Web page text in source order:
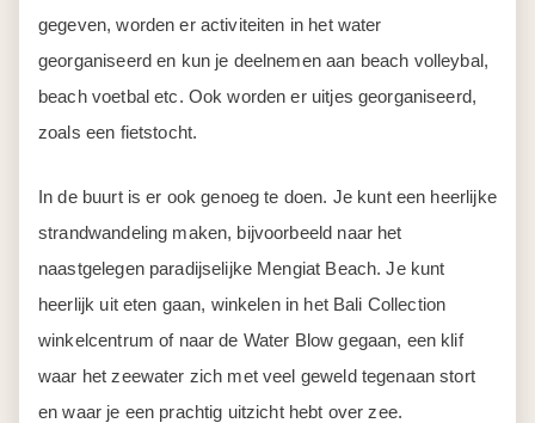
gegeven, worden er activiteiten in het water
georganiseerd en kun je deelnemen aan beach volleybal,
beach voetbal etc. Ook worden er uitjes georganiseerd,
zoals een fietstocht.
In de buurt is er ook genoeg te doen. Je kunt een heerlijke
strandwandeling maken, bijvoorbeeld naar het
naastgelegen paradijselijke Mengiat Beach. Je kunt
heerlijk uit eten gaan, winkelen in het Bali Collection
winkelcentrum of naar de Water Blow gegaan, een klif
waar het zeewater zich met veel geweld tegenaan stort
en waar je een prachtig uitzicht hebt over zee.